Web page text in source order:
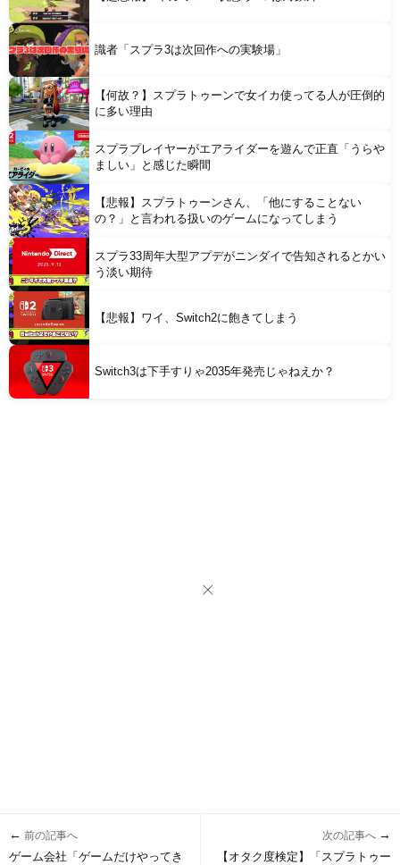
識者「スプラ3は次回作への実験場」
【何故？】スプラトゥーンで女イカ使ってる人が圧倒的
に多い理由
スプラプレイヤーがエアライダーを遊んで正直「うらや
ましい」と感じた瞬間
【悲報】スプラトゥーンさん、「他にすることない
の？」と言われる扱いのゲームになってしまう
スプラ33周年大型アプデがニンダイで告知されるとかい
う淡い期待
【悲報】ワイ、Switch2に飽きてしまう
Switch3は下手すりゃ2035年発売じゃねえか？
← 前の記事へ
ゲーム会社「ゲームだけやってき
次の記事へ →
【オタク度検定】「スプラトゥー